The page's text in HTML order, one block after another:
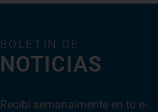
BOLETÍN DE
NOTICIAS
Recibí semanalmente en tu e-